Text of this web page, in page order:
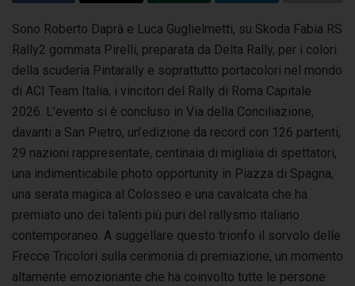
Sono Roberto Daprà e Luca Guglielmetti, su Skoda Fabia RS
Rally2 gommata Pirelli, preparata da Delta Rally, per i colori
della scuderia Pintarally e soprattutto portacolori nel mondo
di ACI Team Italia, i vincitori del Rally di Roma Capitale
2026. L’evento si è concluso in Via della Conciliazione,
davanti a San Pietro, un’edizione da record con 126 partenti,
29 nazioni rappresentate, centinaia di migliaia di spettatori,
una indimenticabile photo opportunity in Piazza di Spagna,
una serata magica al Colosseo e una cavalcata che ha
premiato uno dei talenti più puri del rallysmo italiano
contemporaneo. A suggellare questo trionfo il sorvolo delle
Frecce Tricolori sulla cerimonia di premiazione, un momento
altamente emozionante che ha coinvolto tutte le persone